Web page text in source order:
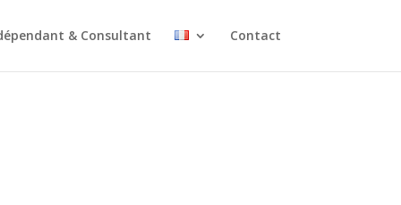
& Consultant Contact